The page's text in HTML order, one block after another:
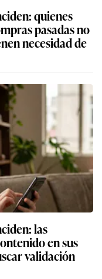
quienes
pasadas no
necesidad de
las
en sus
validación